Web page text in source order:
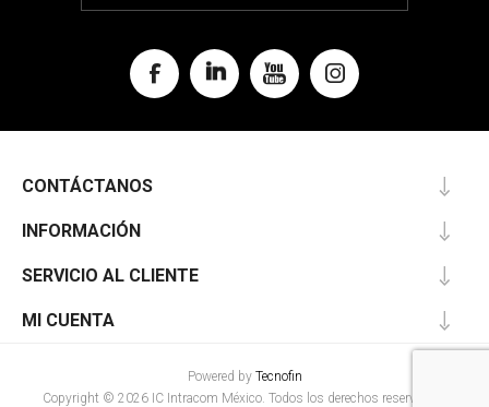
CONTÁCTANOS
INFORMACIÓN
SERVICIO AL CLIENTE
MI CUENTA
Powered by Tecnofin
Copyright © 2026 IC Intracom México. Todos los derechos reservados.